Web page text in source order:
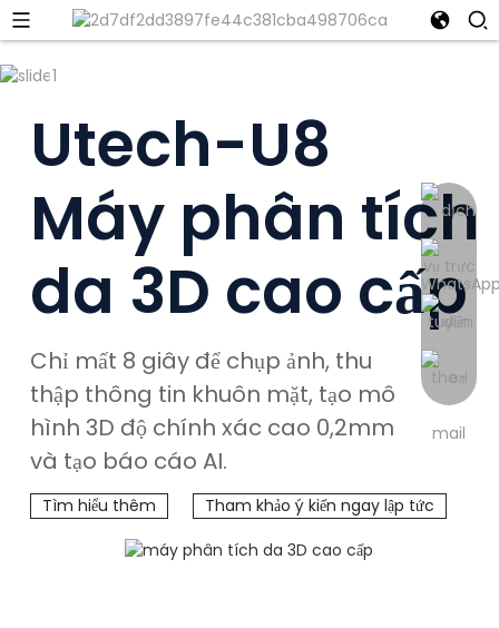
Utech-U8
Máy phân tích
da 3D cao cấp
Chỉ mất 8 giây để chụp ảnh, thu
thập thông tin khuôn mặt, tạo mô
hình 3D độ chính xác cao 0,2mm
và tạo báo cáo AI.
Tìm hiểu thêm Tham khảo ý kiến ​​ngay lập tức
UTECH